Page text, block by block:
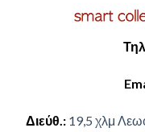
Διεύθ.: ​​19,5 χλμ